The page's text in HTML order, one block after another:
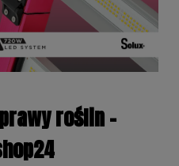
roślin -